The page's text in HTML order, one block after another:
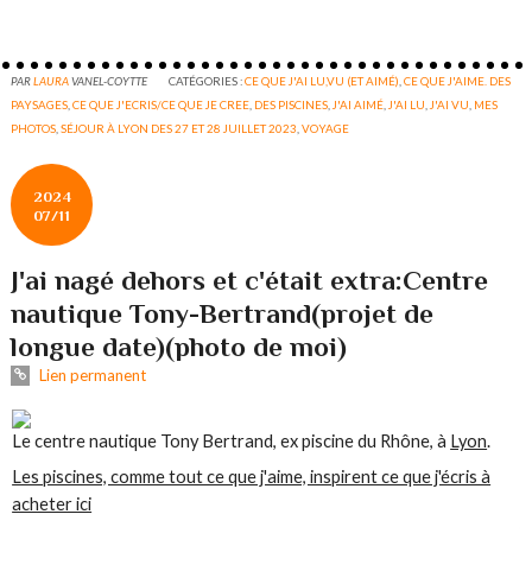
PARLAURAVANEL-COYTTE CATÉGORIES :CE QUE J'AI LU,VU (ET AIMÉ) ,CE QUE J'AIME. DES
PAYSAGES ,CE QUE J'ECRIS/CE QUE JE CREE DES PISCINES J'AI AIMÉ J'AI LU J'AI VU MES
PHOTOS ,SÉJOUR À LYON DES 27 ET 28 JUILLET 2023 ,VOYAGE
2024
07/11
J'ai nagé dehors et c'était extra:Centre
nautique Tony-Bertrand(projet de
longue date)(photo de moi)
Lien permanent
Le centre nautique Tony Bertrand, ex piscine du Rhône, à Lyon.
Les piscines, comme tout ce que j'aime, inspirent ce que j'écris à
acheter ici